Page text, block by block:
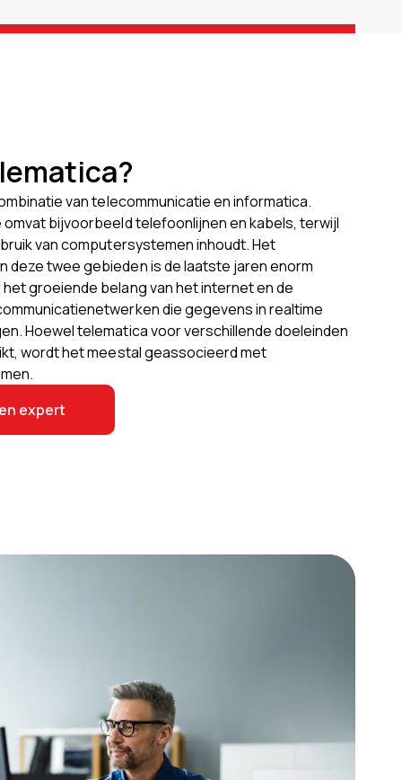
van telecommunicatie en informatica.
bijvoorbeeld telefoonlijnen en kabels, terwijl
van computersystemen inhoudt. Het
deze twee gebieden is de laatste jaren enorm
groeiende belang van het internet en de
die gegevens in realtime
Hoewel telematica voor verschillende doeleinden
wordt het meestal geassocieerd met
expert